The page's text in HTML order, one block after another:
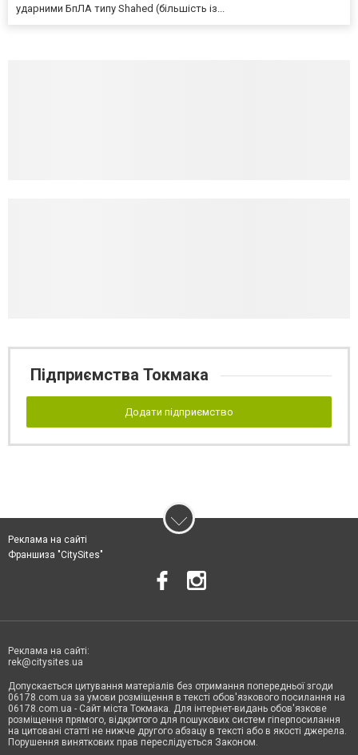
ударними БпЛА типу Shahed (більшість із...
Підприємства Токмака
Додати підприємство
Реклама на сайті
Франшиза "CitySites"
Реклама на сайті:
rek@citysites.ua
Допускається цитування матеріалів без отримання попередньої згоди
06178.com.ua за умови розміщення в тексті обов'язкового посилання на
06178.com.ua - Сайт міста Токмака. Для інтернет-видань обов'язкове
розміщення прямого, відкритого для пошукових систем гіперпосилання
на цитовані статті не нижче другого абзацу в тексті або в якості джерела.
Порушення виняткових прав переслідується Законом.